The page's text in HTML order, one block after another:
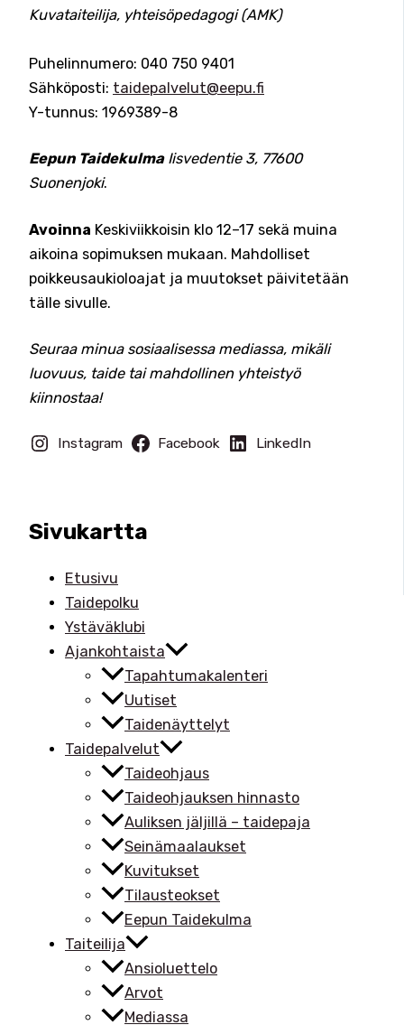
Kuvataiteilija, yhteisöpedagogi (AMK)
Puhelinnumero: 040 750 9401
Sähköposti: taidepalvelut@eepu.fi
Y-tunnus: 1969389-8
Eepun Taidekulma Iisvedentie 3, 77600
Suonenjoki.
Avoinna Keskiviikkoisin klo 12–17 sekä muina
aikoina sopimuksen mukaan. Mahdolliset
poikkeusaukioloajat ja muutokset päivitetään
tälle sivulle.
Seuraa minua sosiaalisessa mediassa, mikäli
luovuus, taide tai mahdollinen yhteistyö
kiinnostaa!
Instagram Facebook LinkedIn
Sivukartta
Etusivu
Taidepolku
Ystäväklubi
Ajankohtaista
Tapahtumakalenteri
Uutiset
Taidenäyttelyt
Taidepalvelut
Taideohjaus
Taideohjauksen hinnasto
Auliksen jäljillä – taidepaja
Seinämaalaukset
Kuvitukset
Tilausteokset
Eepun Taidekulma
Taiteilija
Ansioluettelo
Arvot
Mediassa